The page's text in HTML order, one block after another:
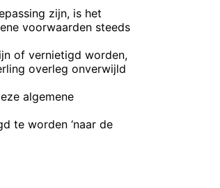
zijn, is het
voorwaarden steeds
of vernietigd worden,
overleg onverwijld
algemene
te worden ‘naar de